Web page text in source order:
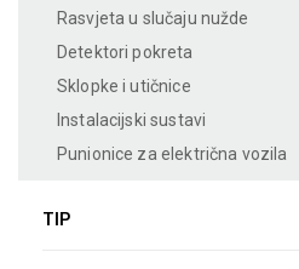
Rasvjeta u slučaju nužde
Detektori pokreta
Sklopke i utičnice
Instalacijski sustavi
Punionice za električna vozila
TIP